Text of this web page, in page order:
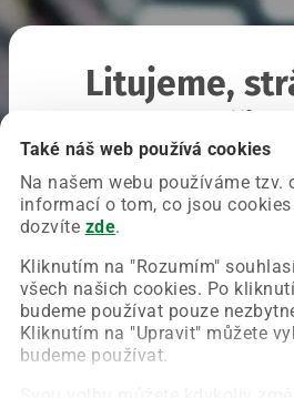
Také náš web používá cookies
Na našem webu používáme tzv.
informací o tom, co jsou
dozvíte zde.
Kliknutím na "Rozumím"
všech našich cookies. Po
budeme používat pouze
Kliknutím na "Upravit" můžete
budeme používat.
Litujeme,
Chyba nastala na naší straně
Zkuste prosím znovu načíst
Obnovit stránku